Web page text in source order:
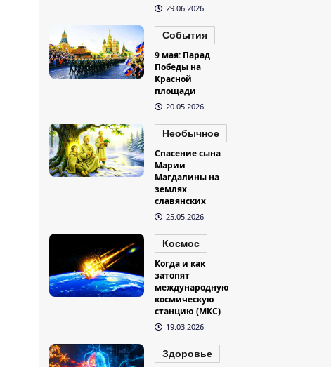
29.06.2026
События
9 мая: Парад
Победы на
Красной
площади
20.05.2026
Необычное
Спасение сына
Марии
Магдалины на
землях
славянских
25.05.2026
Космос
Когда и как
затопят
международную
космическую
станцию (МКС)
19.03.2026
Здоровье